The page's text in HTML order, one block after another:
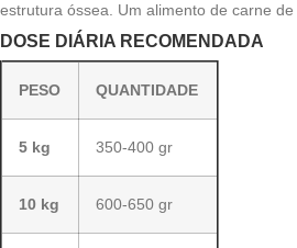
estrutura óssea. Um alimento de carne
DOSE DIÁRIA RECOMENDADA
PESO QUANTIDADE
5 kg 350-400 gr
10 kg 600-650 gr